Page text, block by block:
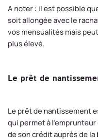
A noter : il est possible
soit allongée avec le
vos mensualités mais
plus élevé.
Le prêt de
Le prêt de nantissement
qui permet à
de son crédit auprès de